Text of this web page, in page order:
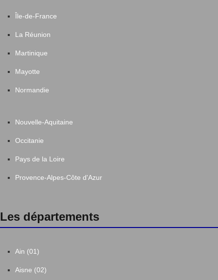
Île-de-France
La Réunion
Martinique
Mayotte
Normandie
Nouvelle-Aquitaine
Occitanie
Pays de la Loire
Provence-Alpes-Côte d'Azur
Les départements
Ain (01)
Aisne (02)